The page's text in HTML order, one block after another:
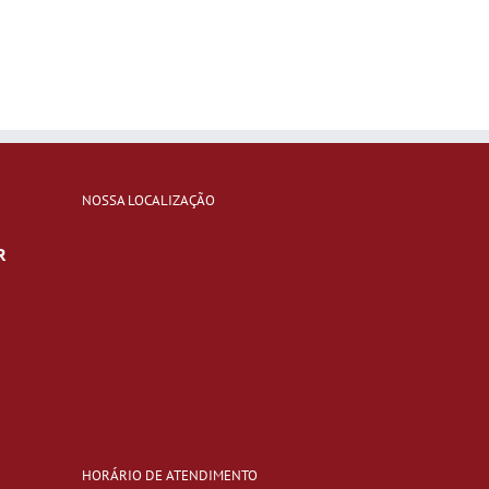
NOSSA LOCALIZAÇÃO
HORÁRIO DE ATENDIMENTO